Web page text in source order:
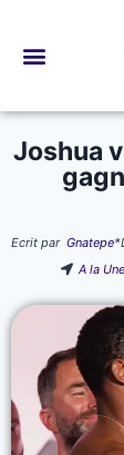
Joshua
Ecrit par Gnatepe*
A la